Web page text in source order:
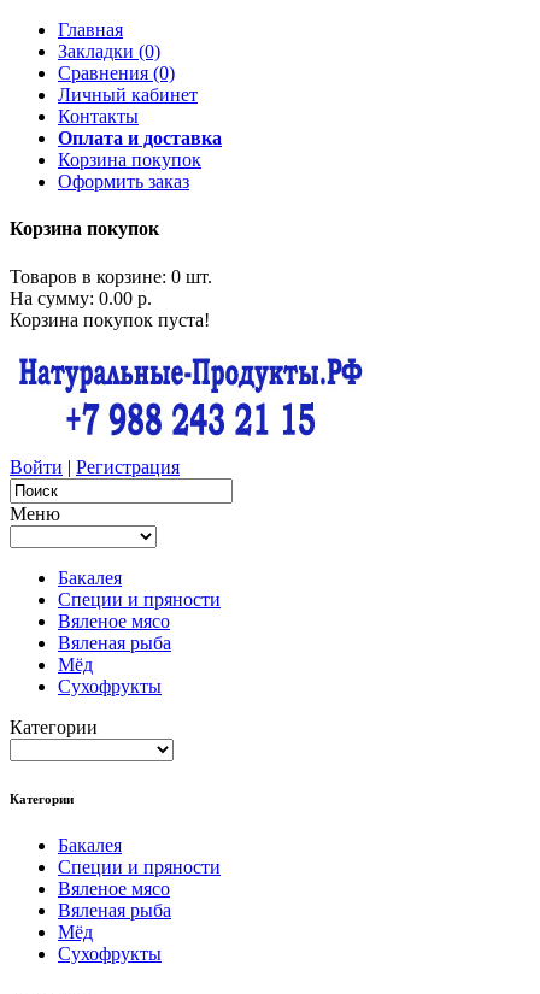
Главная
Закладки (0)
Сравнения (0)
Личный кабинет
Контакты
Оплата и доставка
Корзина покупок
Оформить заказ
Корзина покупок
Товаров в корзине: 0 шт.
На сумму: 0.00 р.
Корзина покупок пуста!
Войти | Регистрация
Меню
Бакалея
Специи и пряности
Вяленое мясо
Вяленая рыба
Мёд
Сухофрукты
Категории
Категории
Бакалея
Специи и пряности
Вяленое мясо
Вяленая рыба
Мёд
Сухофрукты